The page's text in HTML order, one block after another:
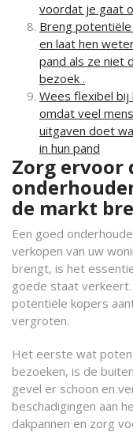
voordat je gaat
Breng
en laat hen
pand als ze niet
bezoek .
Wees flexibel bij
omdat veel
uitgaven doet
in hun pand
Zorg ervoor
de markt
Een goed
verkopen van uw
brengt, is het
goede staat verkeert.
potentiële kopers
vergroten.
Het eerste wat
bezoeken, is de
gevel er schoon en
beschadigingen aan
dakpannen en zorg